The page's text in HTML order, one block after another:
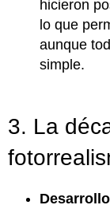
hicieron
lo que
aunque
simple.
3. La